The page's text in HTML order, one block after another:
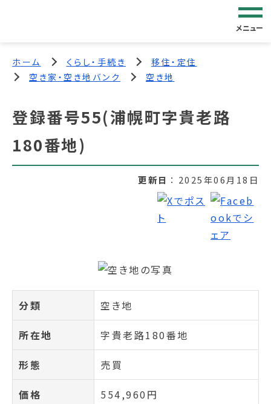
メニュー
ホーム くらし・手続き
移住・定住
空き家・空き地バンク
空き地
登録番号55(浦幌町字貴老路
180番地)
更新日 2025年06月18日
分類 空き地
所在地 字貴老路180番地
形態 売買
価格 554,960円